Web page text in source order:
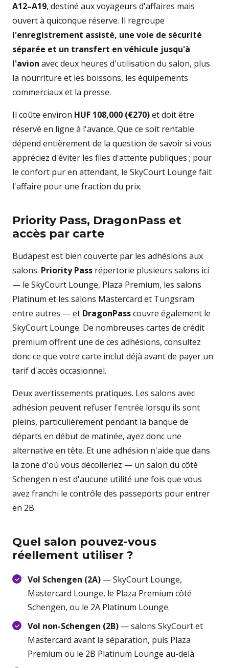
A12–A19, destiné aux voyageurs d'affaires mais
ouvert à quiconque réserve. Il regroupe
l'enregistrement assisté, une voie de sécurité
séparée et un transfert en véhicule jusqu'à
l'avion avec deux heures d'utilisation du salon, plus
la nourriture et les boissons, les équipements
commerciaux et la presse.
Il coûte environ HUF 108,000 (€270)et doit être
réservé en ligne à l'avance. Que ce soit rentable
dépend entièrement de la question de savoir si vous
appréciez d'éviter les files d'attente publiques ; pour
le confort pur en attendant, le SkyCourt Lounge fait
l'affaire pour une fraction du prix.
Priority Pass, DragonPass et
accès par carte
Budapest est bien couverte par les adhésions aux
salons. Priority Pass répertorie plusieurs salons ici
— le SkyCourt Lounge, Plaza Premium, les salons
Platinum et les salons Mastercard et Tungsram
entre autres — et DragonPasscouvre également le
SkyCourt Lounge. De nombreuses cartes de crédit
premium offrent une de ces adhésions, consultez
donc ce que votre carte inclut déjà avant de payer un
tarif d'accès occasionnel.
Deux avertissements pratiques. Les salons avec
adhésion peuvent refuser l'entrée lorsqu'ils sont
pleins, particulièrement pendant la banque de
départs en début de matinée, ayez donc une
alternative en tête. Et une adhésion n'aide que dans
la zone d'où vous décolleriez — un salon du côté
Schengen n'est d'aucune utilité une fois que vous
avez franchi le contrôle des passeports pour entrer
en 2B.
Quel salon pouvez-vous
réellement utiliser ?
Vol Schengen (2A) — SkyCourt Lounge,
Mastercard Lounge, le Plaza Premium côté
Schengen, ou le 2A Platinum Lounge.
Vol non-Schengen (2B) — salons SkyCourt et
Mastercard avant la séparation, puis Plaza
Premium ou le 2B Platinum Lounge au-delà.